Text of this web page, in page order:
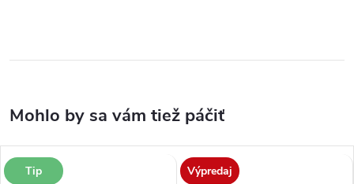
Tip Výpredaj